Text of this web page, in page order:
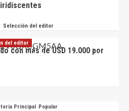
Selección del editor
con más de USD 19.000 por
del editor
autoridades que buscarán
Principal
Popular